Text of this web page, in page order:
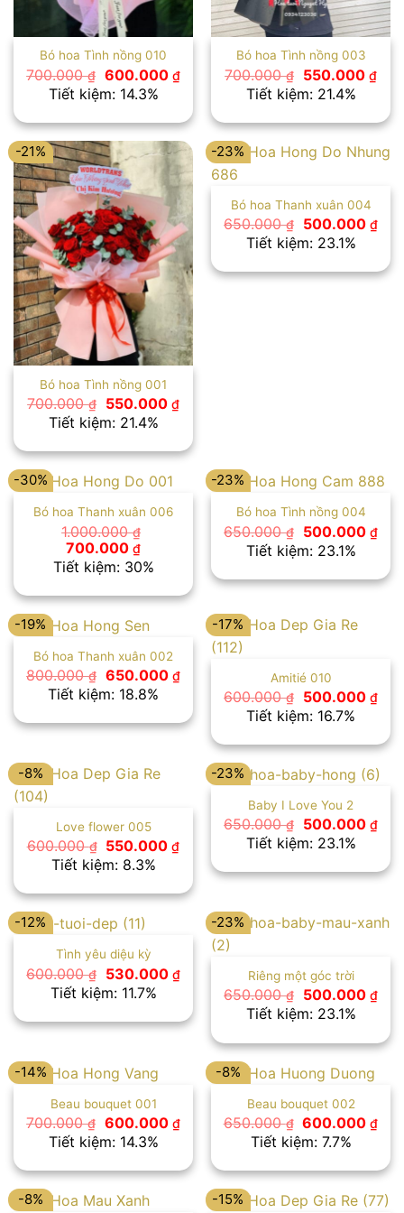
Bó hoa Tình nồng 010
700.000₫ Giá
gốc
là:
600.000 ₫Giá
hiện
là:
600.000 ₫.
Tiết kiệm: 14.3%
Bó hoa Tình nồng 003
700.000₫
Giá
gốc
là:
550.000 ₫Giá
hiện
là:
Tiết kiệm: 21.4%
-21%
Bó hoa Tình nồng 001
700.000₫
Giá
gốc
là:
550.000 ₫Giá
hiện
là:
550.000 ₫.
Tiết kiệm: 21.4%
-23%
Bó hoa Thanh xuân 004
650.000₫
Giá
gốc
là:
500.000 ₫Giá
hiện
là:
Tiết kiệm: 23.1%
-30%
Bó hoa Thanh xuân 006
1.000.000₫
Giá
gốc
là:
700.000 ₫Giá
hiện
tại
700.000 ₫.
Tiết kiệm: 30%
-23%
Bó hoa Tình nồng 004
650.000₫
Giá
gốc
là:
500.000 ₫Giá
hiện
là:
Tiết kiệm: 23.1%
-19%
Bó hoa Thanh xuân 002
800.000₫ Giá
gốc
là:
650.000 ₫Giá
hiện
là:
650.000 ₫.
Tiết kiệm: 18.8%
-17%
Amitié 010
600.000₫
Giá
gốc
là:
500.000 ₫Giá
hiện
là:
Tiết kiệm: 16.7%
-8%
Love flower 005
600.000₫
Giá
gốc
là:
550.000₫Giá
là:
550.000 ₫.
Tiết kiệm: 8.3%
-23%
Baby I Love You 2
650.000₫
Giá
gốc
là:
500.000 ₫Giá
hiện
là:
Tiết kiệm: 23.1%
-12%
Tình yêu diệu kỳ
600.000₫
Giá
gốc
là:
530.000 ₫Giá
hiện
là:
530.000 ₫.
Tiết kiệm: 11.7%
-23%
Riêng một góc trời
650.000₫
Giá
gốc
là:
500.000 ₫Giá
hiện
là:
Tiết kiệm: 23.1%
-14%
Beau bouquet 001
700.000₫ Giá
gốc
là:
600.000 ₫Giá
hiện
là:
600.000 ₫.
Tiết kiệm: 14.3%
-8%
Beau bouquet 002
650.000₫ Giá
gốc
là:
600.000₫Giá
là:
Tiết kiệm: 7.7%
-8% -15%